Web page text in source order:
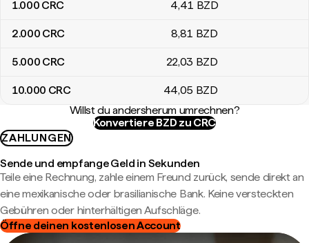
1.000 CRC 4,41 BZD
2.000 CRC 8,81 BZD
5.000 CRC 22,03 BZD
10.000 CRC 44,05 BZD
Willst du andersherum umrechnen?
Konvertiere BZD zu CRC
ZAHLUNGEN
Sende und empfange Geld in Sekunden
Teile eine Rechnung, zahle einem Freund zurück, sende direkt an
eine mexikanische oder brasilianische Bank. Keine versteckten
Gebühren oder hinterhältigen Aufschläge.
Öffne deinen kostenlosen Account